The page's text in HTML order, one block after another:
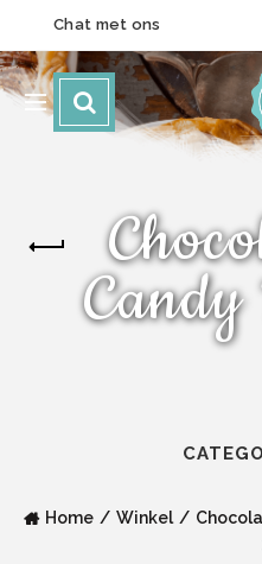
Chat met ons
Home Winkel